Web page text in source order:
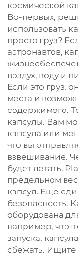
космической
Во-первых,
использовать
просто груз?
астронавтов,
воздух, воду и
Если это груз,
места и
содержимого.
капсулы. Вам
капсула или
что вы
взвешивание.
будет летать.
предельном
капсул. Еще
безопасность.
оборудована
например, что-
запуска,
сбежать. Ищите